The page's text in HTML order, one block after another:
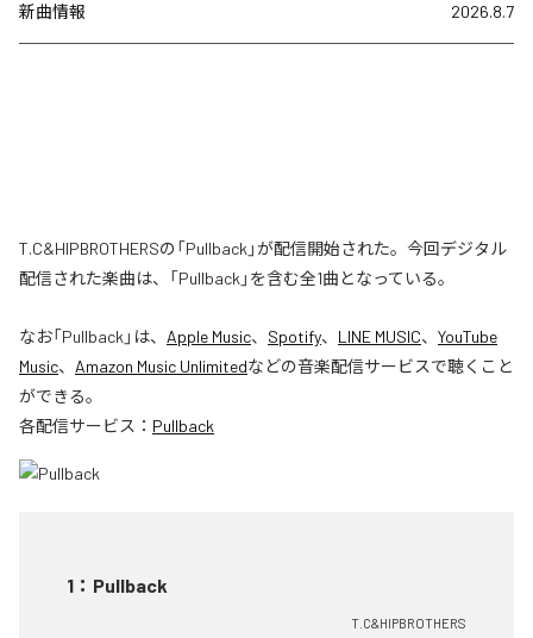
新曲情報 2026.8.7
T.C&HIPBROTHERSの「Pullback」が配信開始された。今回デジタル
配信された楽曲は、「Pullback」を含む全1曲となっている。
なお「Pullback 」は、 Apple Music、 Spotify、 LINE MUSIC、 YouTube
Music、 Amazon Music Unlimitedなどの音楽配信サービスで聴くこと
ができる。
各配信サービス： Pullback
1 ： Pullback
T.C&HIPBROTHERS